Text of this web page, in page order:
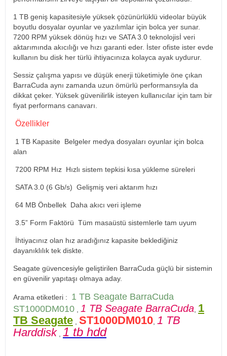
1 TB geniş kapasitesiyle yüksek çözünürlüklü videolar büyük
boyutlu dosyalar oyunlar ve yazılımlar için bolca yer sunar.
7200 RPM yüksek dönüş hızı ve SATA 3.0 teknolojisİ veri
aktarımında akıcılığı ve hızı garanti eder. İster ofiste ister evde
kullanın bu disk her türlü ihtiyacınıza kolayca ayak uydurur.
Sessiz çalışma yapısı ve düşük enerji tüketimiyle öne çıkan
BarraCuda aynı zamanda uzun ömürlü performansıyla da
dikkat çeker. Yüksek güvenilirlik isteyen kullanıcılar için tam bir
fiyat performans canavarı.
Özellikler
1 TB Kapasite Belgeler medya dosyaları oyunlar için bolca
alan
7200 RPM Hız Hızlı sistem tepkisi kısa yükleme süreleri
SATA 3.0 (6 Gb/s) Gelişmiş veri aktarım hızı
64 MB Önbellek Daha akıcı veri işleme
3.5” Form Faktörü Tüm masaüstü sistemlerle tam uyum
İhtiyacınız olan hız aradığınız kapasite beklediğiniz
dayanıklılık tek diskte.
Seagate güvencesiyle geliştirilen BarraCuda güçlü bir sistemin
en güvenilir yapıtaşı olmaya aday.
Arama etiketleri : 1 TB Seagate BarraCuda
ST1000DM010 1 TB Seagate BarraCuda 1
TB Seagate ST1000DM010 1 TB
Harddisk 1 tb hdd